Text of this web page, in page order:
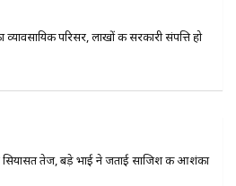
परिसर, लाखों की सरकारी संपत्ति हो
तेज, बड़े भाई ने जताई साजिश की आशंका